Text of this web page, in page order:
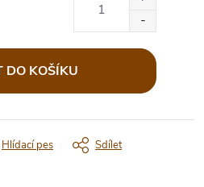
DO KOŠÍKU
Hlídací pes Sdílet